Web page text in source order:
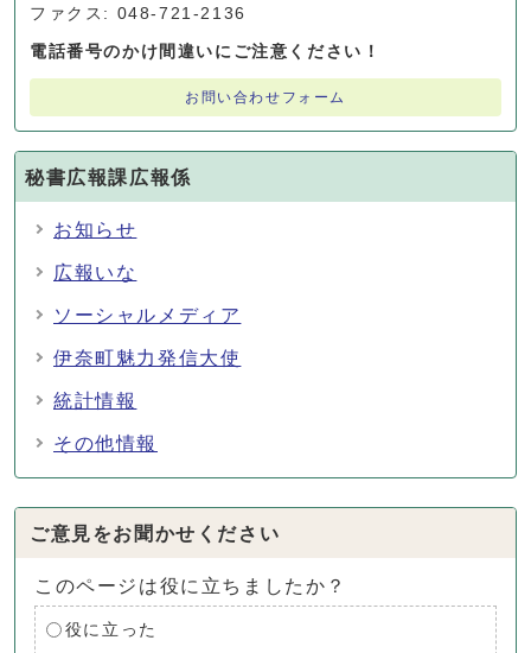
ファクス: 048-721-2136
電話番号のかけ間違いにご注意ください！
お問い合わせフォーム
秘書広報課広報係
お知らせ
広報いな
ソーシャルメディア
伊奈町魅力発信大使
統計情報
その他情報
ご意見をお聞かせください
このページは役に立ちましたか？
役に立った